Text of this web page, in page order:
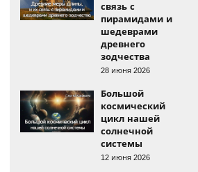
связь с
пирамидами и
шедеврами
древнего
зодчества
28 июня 2026
Большой
космический
цикл нашей
солнечной
системы
12 июня 2026